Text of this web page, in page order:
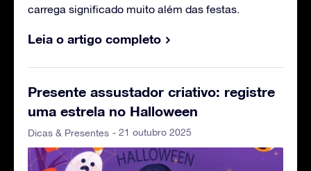
carrega significado muito além das festas.
Leia o artigo completo
Presente assustador criativo: registre
uma estrela no Halloween
Dicas & Presentes - 21 outubro 2025